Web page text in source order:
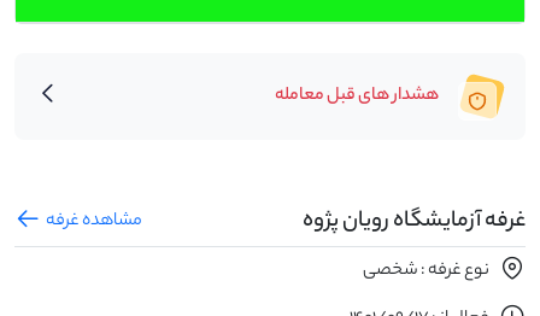
هشدار های قبل معامله
غرفه آزمایشگاه رویان پژوه
مشاهده غرفه
نوع غرفه : شخصی